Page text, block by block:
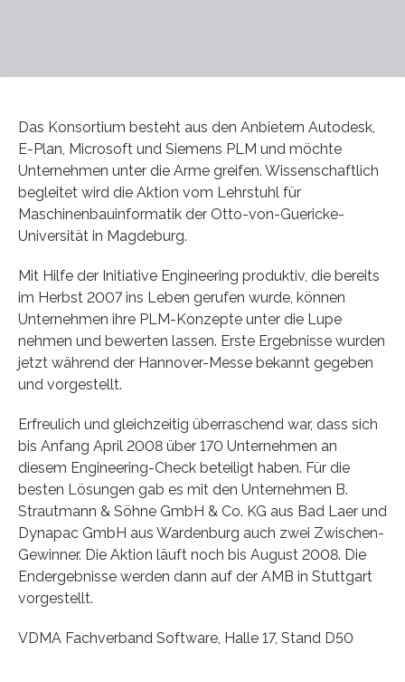
Das Konsortium besteht aus den Anbietern Autodesk,
E-Plan, Microsoft und Siemens PLM und möchte
Unternehmen unter die Arme greifen. Wissenschaftlich
begleitet wird die Aktion vom Lehrstuhl für
Maschinenbauinformatik der Otto-von-Guericke-
Universität in Magdeburg.
Mit Hilfe der Initiative Engineering produktiv, die bereits
im Herbst 2007 ins Leben gerufen wurde, können
Unternehmen ihre PLM-Konzepte unter die Lupe
nehmen und bewerten lassen. Erste Ergebnisse wurden
jetzt während der Hannover-Messe bekannt gegeben
und vorgestellt.
Erfreulich und gleichzeitig überraschend war, dass sich
bis Anfang April 2008 über 170 Unternehmen an
diesem Engineering-Check beteiligt haben. Für die
besten Lösungen gab es mit den Unternehmen B.
Strautmann & Söhne GmbH & Co. KG aus Bad Laer und
Dynapac GmbH aus Wardenburg auch zwei Zwischen-
Gewinner. Die Aktion läuft noch bis August 2008. Die
Endergebnisse werden dann auf der AMB in Stuttgart
vorgestellt.
VDMA Fachverband Software, Halle 17, Stand D50